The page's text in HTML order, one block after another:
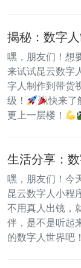
揭秘：数字
嘿，朋友们！想
来试试昆云数字
字人制作到带货
级！
快来了
更上一层楼！
生活分享：
嘿，朋友们！今
昆云数字人小程
不用真人出镜，
伴，是不是听起
的数字人世界吧！